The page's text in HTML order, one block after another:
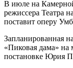
В июле на
режиссера Театра
поставит оперу
Запланированная
«Пиковая дама»
постановке Юрия